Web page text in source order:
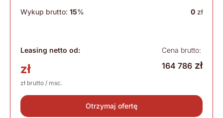
Wykup brutto: 15% 0 zł
Leasing netto od:
zł
zł brutto / msc.
Cena brutto:
164 786 zł
Otrzymaj ofertę